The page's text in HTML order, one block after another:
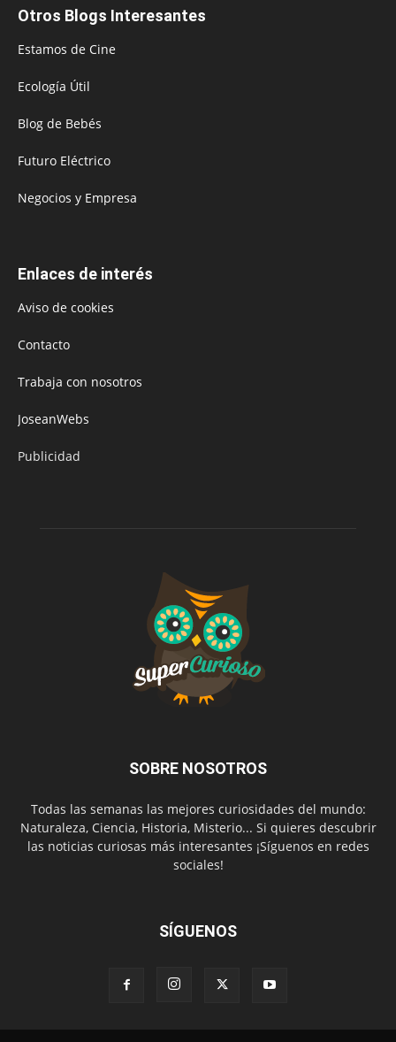
Otros Blogs Interesantes
Estamos de Cine
Ecología Útil
Blog de Bebés
Futuro Eléctrico
Negocios y Empresa
Enlaces de interés
Aviso de cookies
Contacto
Trabaja con nosotros
JoseanWebs
Publicidad
SOBRE NOSOTROS
Todas las semanas las mejores curiosidades del mundo:
Naturaleza, Ciencia, Historia, Misterio... Si quieres descubrir
las noticias curiosas más interesantes ¡Síguenos en redes
sociales!
SÍGUENOS